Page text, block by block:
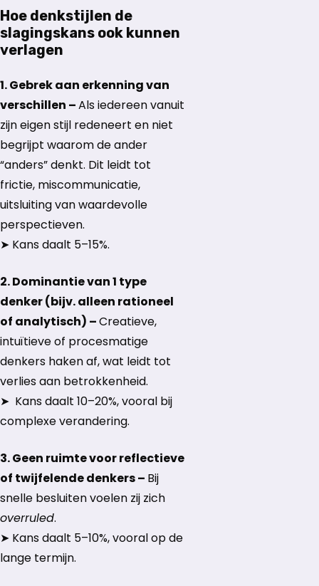
Hoe denkstijlen de
slagingskans ook kunnen
verlagen
1. Gebrek aan erkenning van
verschillen –Als iedereen vanuit
zijn eigen stijl redeneert en niet
begrijpt waarom de ander
“anders” denkt. Dit leidt tot
frictie, miscommunicatie,
uitsluiting van waardevolle
perspectieven.
➤ Kans daalt 5–15%.
2. Dominantie van 1 type
denker (bijv. alleen rationeel
of analytisch) –Creatieve,
intuïtieve of procesmatige
denkers haken af, wat leidt tot
verlies aan betrokkenheid.
➤ Kans daalt 10–20%, vooral bij
complexe verandering.
3. Geen ruimte voor reflectieve
of twijfelende denkers – Bij
snelle besluiten voelen zij zich
overruled.
➤ Kans daalt 5–10%, vooral op de
lange termijn.